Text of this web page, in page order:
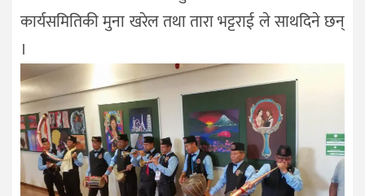
कार्यसमितिकी मुना खरेल तथा तारा भट्टराई ले साथदिने छन्
।